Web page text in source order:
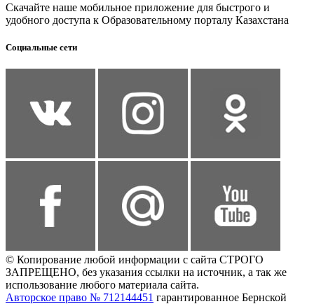
Скачайте наше мобильное приложение для быстрого и
удобного доступа к Образовательному порталу Казахстана
Социальные сети
© Копирование любой информации с сайта СТРОГО
ЗАПРЕЩЕНО, без указания ссылки на источник, а так же
использование любого материала сайта.
Авторское право № 712144451 гарантированное Бернской